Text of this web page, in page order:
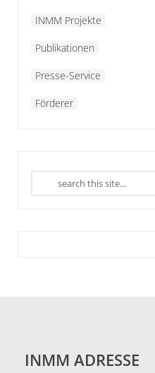
INMM Projekte
Publikationen
Presse-Service
Förderer
INMM ADRESSE